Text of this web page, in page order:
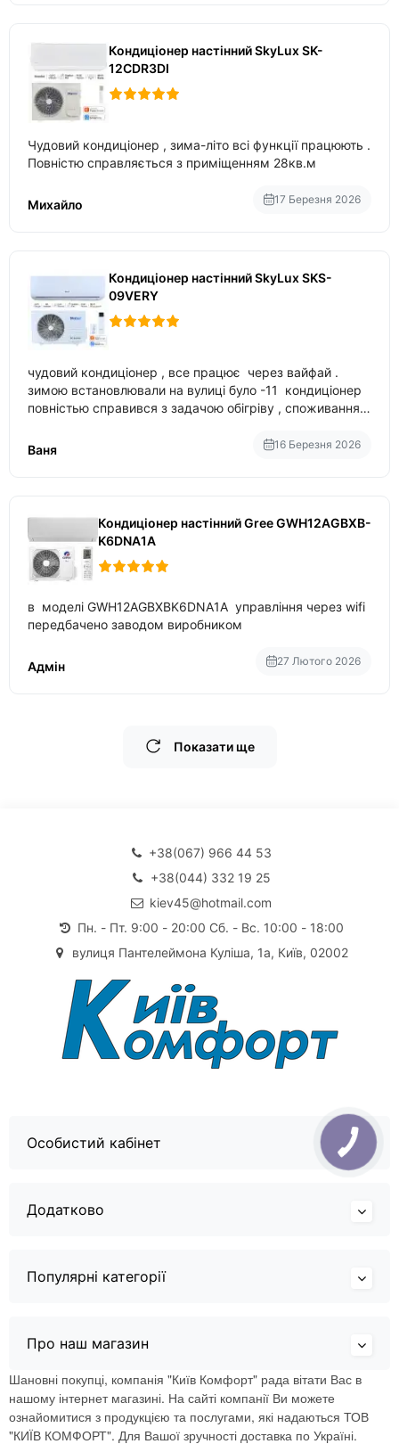
Кондиціонер настінний SkyLux SK-
12CDR3DI
Чудовий кондиціонер , зима-літо всі функції працюють .
Повністю справляється з приміщенням 28кв.м
Михайло 17 Березня 2026
Кондиціонер настінний SkyLux SKS-
09VERY
чудовий кондиціонер , все працює через вайфай .
зимою встановлювали на вулиці було -11 кондиціонер
повністью справився з задачою обігріву , споживання
температури
Ваня 16 Березня 2026
Кондиціонер настінний Gree GWH12AGBXB-
K6DNA1A
в моделі GWH12AGBXBK6DNA1A управління через wifi
передбачено заводом виробником
Адмін 27 Лютого 2026
Показати ще
+38(067) 966 44 53
+38(044) 332 19 25
kiev45@hotmail.com
Пн. - Пт. 9:00 - 20:00 Сб. - Вс. 10:00 - 18:00
вулиця Пантелеймона Куліша, 1а, Київ, 02002
Особистий кабінет
Додатково
Популярні категорії
Про наш магазин
Шановні покупці, компанія "Київ Комфорт" рада вітати Вас в
нашому інтернет магазині. На сайті компанії Ви можете
ознайомитися з продукцією та послугами, які надаються ТОВ
"КИЇВ КОМФОРТ". Для Вашої зручності доставка по Україні.